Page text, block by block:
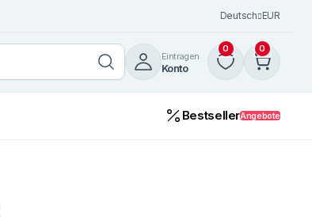
Deutsch EUR
Eintragen
Konto
0 0
BestsellerAngebote